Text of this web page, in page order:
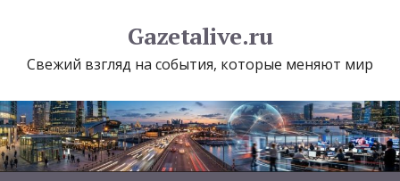
Gazetalive.ru
Свежий взгляд на события, которые меняют мир